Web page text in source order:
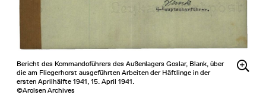
Bericht des Kommandoführers des Außenlagers Goslar, Blank, über
die am Fliegerhorst ausgeführten Arbeiten der Häftlinge in der
ersten Aprilhälfte 1941, 15. April 1941.
©Arolsen Archives